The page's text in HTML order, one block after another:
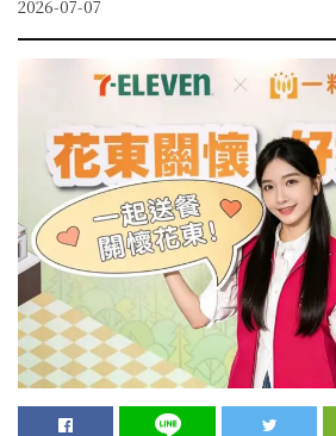
2026-07-07